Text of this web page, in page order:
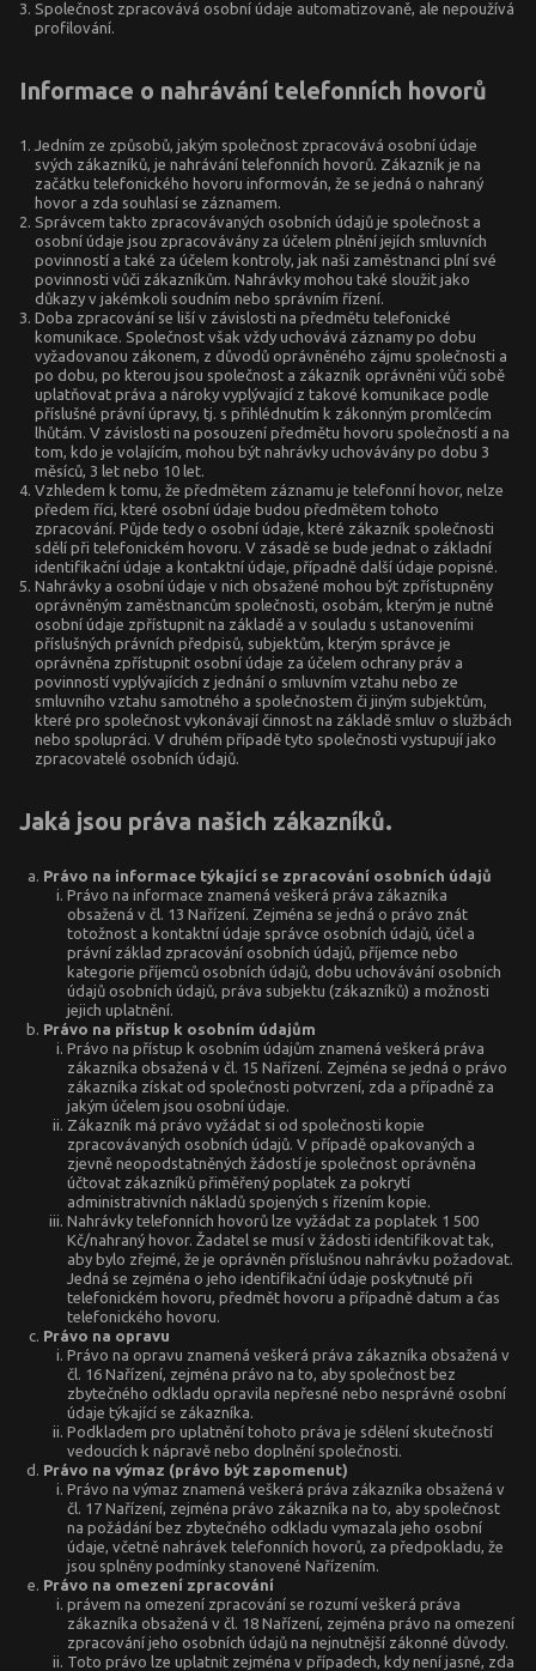
Společnost zpracovává osobní údaje automatizovaně, ale nepoužívá
profilování.
Informace o nahrávání telefonních hovorů
Jedním ze způsobů, jakým společnost zpracovává osobní údaje
svých zákazníků, je nahrávání telefonních hovorů. Zákazník je na
začátku telefonického hovoru informován, že se jedná o nahraný
hovor a zda souhlasí se záznamem.
Správcem takto zpracovávaných osobních údajů je společnost a
osobní údaje jsou zpracovávány za účelem plnění jejích smluvních
povinností a také za účelem kontroly, jak naši zaměstnanci plní své
povinnosti vůči zákazníkům. Nahrávky mohou také sloužit jako
důkazy v jakémkoli soudním nebo správním řízení.
Doba zpracování se liší v závislosti na předmětu telefonické
komunikace. Společnost však vždy uchovává záznamy po dobu
vyžadovanou zákonem, z důvodů oprávněného zájmu společnosti a
po dobu, po kterou jsou společnost a zákazník oprávněni vůči sobě
uplatňovat práva a nároky vyplývající z takové komunikace podle
příslušné právní úpravy, tj. s přihlédnutím k zákonným promlčecím
lhůtám. V závislosti na posouzení předmětu hovoru společností a na
tom, kdo je volajícím, mohou být nahrávky uchovávány po dobu 3
měsíců, 3 let nebo 10 let.
Vzhledem k tomu, že předmětem záznamu je telefonní hovor, nelze
předem říci, které osobní údaje budou předmětem tohoto
zpracování. Půjde tedy o osobní údaje, které zákazník společnosti
sdělí při telefonickém hovoru. V zásadě se bude jednat o základní
identifikační údaje a kontaktní údaje, případně další údaje popisné.
Nahrávky a osobní údaje v nich obsažené mohou být zpřístupněny
oprávněným zaměstnancům společnosti, osobám, kterým je nutné
osobní údaje zpřístupnit na základě a v souladu s ustanoveními
příslušných právních předpisů, subjektům, kterým správce je
oprávněna zpřístupnit osobní údaje za účelem ochrany práv a
povinností vyplývajících z jednání o smluvním vztahu nebo ze
smluvního vztahu samotného a společnostem či jiným subjektům,
které pro společnost vykonávají činnost na základě smluv o službách
nebo spolupráci. V druhém případě tyto společnosti vystupují jako
zpracovatelé osobních údajů.
Jaká jsou práva našich zákazníků.
Právo na informace týkající se zpracování osobních údajů
Právo na informace znamená veškerá práva zákazníka
obsažená v čl. 13 Nařízení. Zejména se jedná o právo znát
totožnost a kontaktní údaje správce osobních údajů, účel a
právní základ zpracování osobních údajů, příjemce nebo
kategorie příjemců osobních údajů, dobu uchovávání osobních
údajů osobních údajů, práva subjektu (zákazníků) a možnosti
jejich uplatnění.
Právo na přístup k osobním údajům
Právo na přístup k osobním údajům znamená veškerá práva
zákazníka obsažená v čl. 15 Nařízení. Zejména se jedná o právo
zákazníka získat od společnosti potvrzení, zda a případně za
jakým účelem jsou osobní údaje.
Zákazník má právo vyžádat si od společnosti kopie
zpracovávaných osobních údajů. V případě opakovaných a
zjevně neopodstatněných žádostí je společnost oprávněna
účtovat zákazníků přiměřený poplatek za pokrytí
administrativních nákladů spojených s řízením kopie.
Nahrávky telefonních hovorů lze vyžádat za poplatek 1 500
Kč/nahraný hovor. Žadatel se musí v žádosti identifikovat tak,
aby bylo zřejmé, že je oprávněn příslušnou nahrávku požadovat.
Jedná se zejména o jeho identifikační údaje poskytnuté při
telefonickém hovoru, předmět hovoru a případně datum a čas
telefonického hovoru.
Právo na opravu
Právo na opravu znamená veškerá práva zákazníka obsažená v
čl. 16 Nařízení, zejména právo na to, aby společnost bez
zbytečného odkladu opravila nepřesné nebo nesprávné osobní
údaje týkající se zákazníka.
Podkladem pro uplatnění tohoto práva je sdělení skutečností
vedoucích k nápravě nebo doplnění společnosti.
Právo na výmaz (právo být zapomenut)
Právo na výmaz znamená veškerá práva zákazníka obsažená v
čl. 17 Nařízení, zejména právo zákazníka na to, aby společnost
na požádání bez zbytečného odkladu vymazala jeho osobní
údaje, včetně nahrávek telefonních hovorů, za předpokladu, že
jsou splněny podmínky stanovené Nařízením.
Právo na omezení zpracování
právem na omezení zpracování se rozumí veškerá práva
zákazníka obsažená v čl. 18 Nařízení, zejména právo na omezení
zpracování jeho osobních údajů na nejnutnější zákonné důvody.
Toto právo lze uplatnit zejména v případech, kdy není jasné, zda